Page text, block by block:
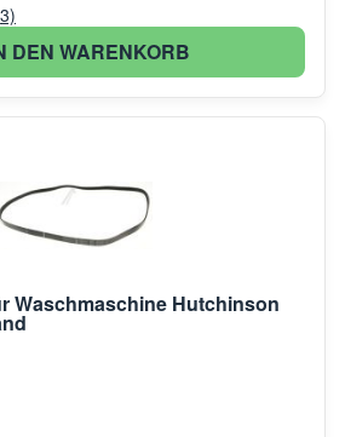
DEN WARENKORB
Waschmaschine Hutchinson